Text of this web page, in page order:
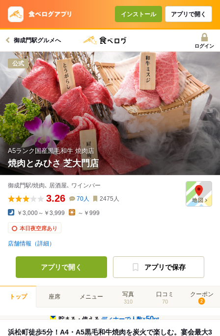
インストール アプリで開く
御成門駅グルメへ
ログイン
公式
A5ランク国産黒毛和牛 焼肉店
焼肉とみひさ 芝大門店
御成門駅/焼肉､ 居酒屋､ ワインバー
3.26 70人 2475 人
￥3,000～￥3,999 ～￥999
本日夜空席あり
店舗情報（詳細）
アプリで開く アプリで保存
トップ 座席 メニュー 写真
310
口コミ
70
クーポン
2
貯まる・使えるディナーで人数×50pt
浜松町徒歩5分！A4・A5黒毛和牛焼肉を炭火で楽しむ。宴会最大3
コースで使えるクーポン
戻る
クーポンを利用せず予約する